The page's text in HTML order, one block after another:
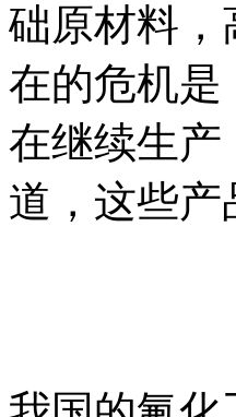
础原材料，
在的危机是
在继续生产
道，这些